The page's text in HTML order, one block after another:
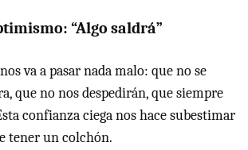
“Algo saldrá”
va a pasar nada malo: que no se
que no nos despedirán, que siempre
confianza ciega nos hace subestimar
tener un colchón.